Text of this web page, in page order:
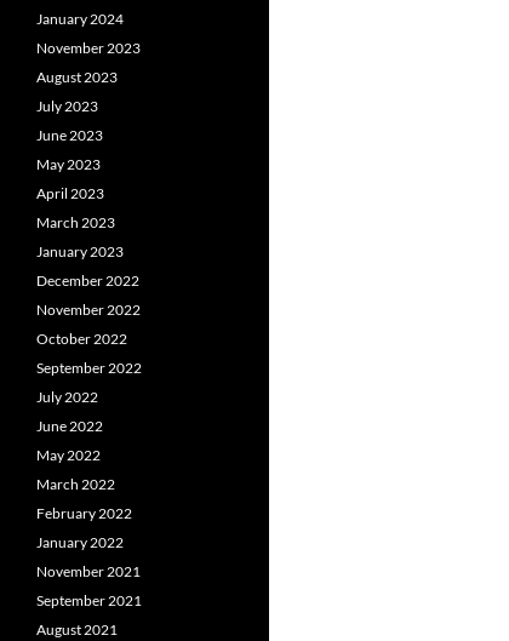
January 2024
November 2023
August 2023
July 2023
June 2023
May 2023
April 2023
March 2023
January 2023
December 2022
November 2022
October 2022
September 2022
July 2022
June 2022
May 2022
March 2022
February 2022
January 2022
November 2021
September 2021
August 2021